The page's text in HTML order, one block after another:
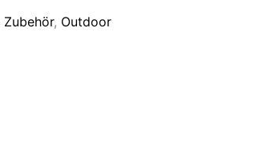
Zubehör, Outdoor